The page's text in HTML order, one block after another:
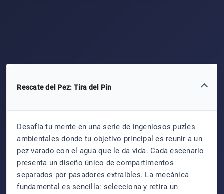
Rescate del Pez: Tira del Pin
Desafía tu mente en una serie de ingeniosos puzles
ambientales donde tu objetivo principal es reunir a un
pez varado con el agua que le da vida. Cada escenario
presenta un diseño único de compartimentos
separados por pasadores extraíbles. La mecánica
fundamental es sencilla: selecciona y retira un